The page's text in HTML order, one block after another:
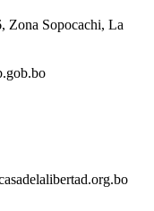
Zona Sopocachi, La